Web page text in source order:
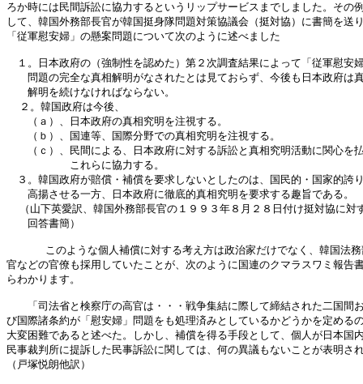
ろか時には民間訴訟に協力するというリップサービスまでしました。その
して、韓国外務部長官が韓国挺身隊問題対策協議会（挺対協）に書簡を送
「従軍慰安婦」の懸案問題について次のように述べました
１。日本政府の（強制性を認めた）第２次調査結果によって「従軍慰安
問題の完全な真相解明がなされたとは見ておらず、今後も日本政府は
解明を続けなければならない。
  ２。韓国政府は今後、
（ａ）、日本政府の真相究明を注視する。
（ｂ）、国連等、国際分野での真相究明を注視する。
（ｃ）、民間による、日本政府に対する訴訟と真相究明活動に関心を
これらに協力する。
３。韓国政府が賠償・補償を要求しないとしたのは、国民的・国家的誇
高揚させる一方、日本政府に徹底的真相究明を要求する趣旨である。
（山下英愛訳、韓国外務部長官の１９９３年８月２８日付け挺対協に対
回答書簡）
このような個人補償に対する考え方は政治家だけでなく、韓国法
官などの官僚も採用していたことが、次のように国連のクマラスワミ報告
らわかります。
「司法省と検察庁の高官は・・・戦争集結に際して締結された二国間
び国際諸条約が「慰安婦」問題をも処理済みとしているかどうかを定める
大変困難であると述べた。しかし、補償を得る手段として、個人が日本国
民事裁判所に提訴した民事訴訟に関しては、何の異議もないことが表明さ
（戸塚悦朗他訳）